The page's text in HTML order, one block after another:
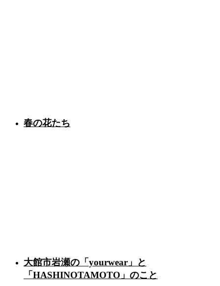
春の花たち
大館市岩瀬の「yourwear」と
「HASHINOTAMOTO」のこと